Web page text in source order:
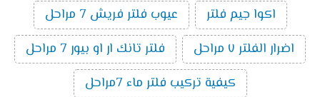
اكوا جيم فلتر
عيوب فلتر فريش 7 مراحل
اضرار الفلتر ٧ مراحل
فلتر تانك ار او بيور 7 مراحل
كيفية تركيب فلتر ماء 7مراحل